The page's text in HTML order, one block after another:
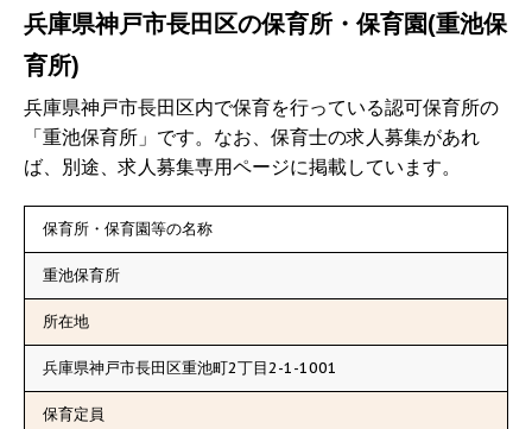
兵庫県神戸市長田区の保育所・保育園(重池保
育所)
兵庫県神戸市長田区内で保育を行っている認可保育所の
「重池保育所」です。なお、保育士の求人募集があれ
ば、別途、求人募集専用ページに掲載しています。
保育所・保育園等の名称
重池保育所
所在地
兵庫県神戸市長田区重池町2丁目2-1-1001
保育定員